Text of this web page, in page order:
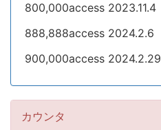
800,000access 2023.11.4
888,888access 2024.2.6
900,000access 2024.2.29
カウンタ